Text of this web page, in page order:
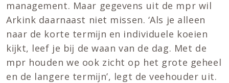
management. Maar gegevens uit de mpr wil
Arkink daarnaast niet missen. ‘Als je alleen
naar de korte termĳn en individuele koeien
kĳkt, leef je bĳ de waan van de dag. Met de
mpr houden we ook zicht op het grote geheel
en de langere termĳn’, legt de veehouder uit.